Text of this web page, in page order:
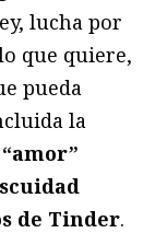
lucha por
que quiere,
pueda
la
de Tinder.